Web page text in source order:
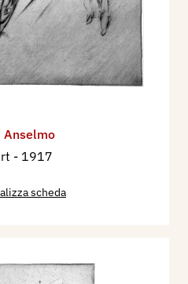
Anselmo
- 1917
scheda